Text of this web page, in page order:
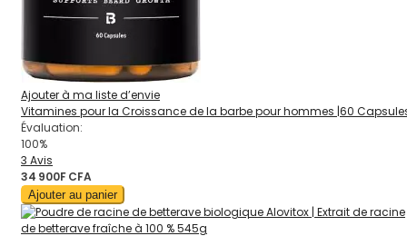
Ajouter à ma liste d’envie
Vitamines pour la Croissance de la barbe pour hommes |60
Évaluation:
100%
3 Avis
34 900F CFA
Ajouter au panier